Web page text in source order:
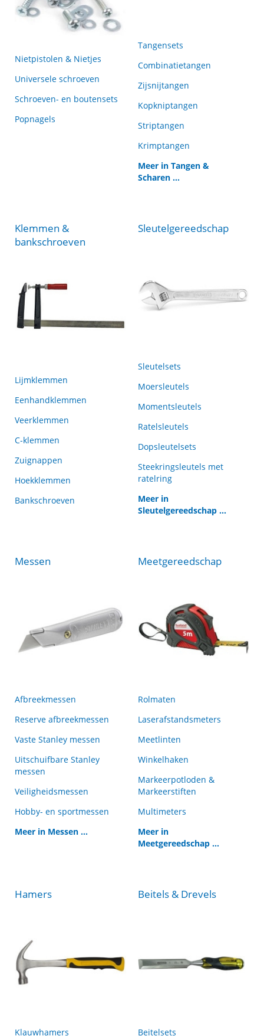
Nietpistolen & Nietjes
Universele schroeven
Schroeven- en boutensets
Popnagels
Tangensets
Combinatietangen
Zijsnijtangen
Kopkniptangen
Striptangen
Krimptangen
Meer in Tangen &
Scharen ...
Klemmen &
bankschroeven
Lijmklemmen
Eenhandklemmen
Veerklemmen
C-klemmen
Zuignappen
Hoekklemmen
Bankschroeven
Sleutelgereedschap
Sleutelsets
Moersleutels
Momentsleutels
Ratelsleutels
Dopsleutelsets
Steekringsleutels met
ratelring
Meer in
Sleutelgereedschap ...
Messen
Afbreekmessen
Reserve afbreekmessen
Vaste Stanley messen
Uitschuifbare Stanley
messen
Veiligheidsmessen
Hobby- en sportmessen
Meer in Messen ...
Meetgereedschap
Rolmaten
Laserafstandsmeters
Meetlinten
Winkelhaken
Markeerpotloden &
Markeerstiften
Multimeters
Meer in
Meetgereedschap ...
Hamers
Klauwhamers
Beitels & Drevels
Beitelsets